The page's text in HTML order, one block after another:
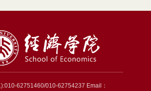
):010-62751460/010-62754237 Email：